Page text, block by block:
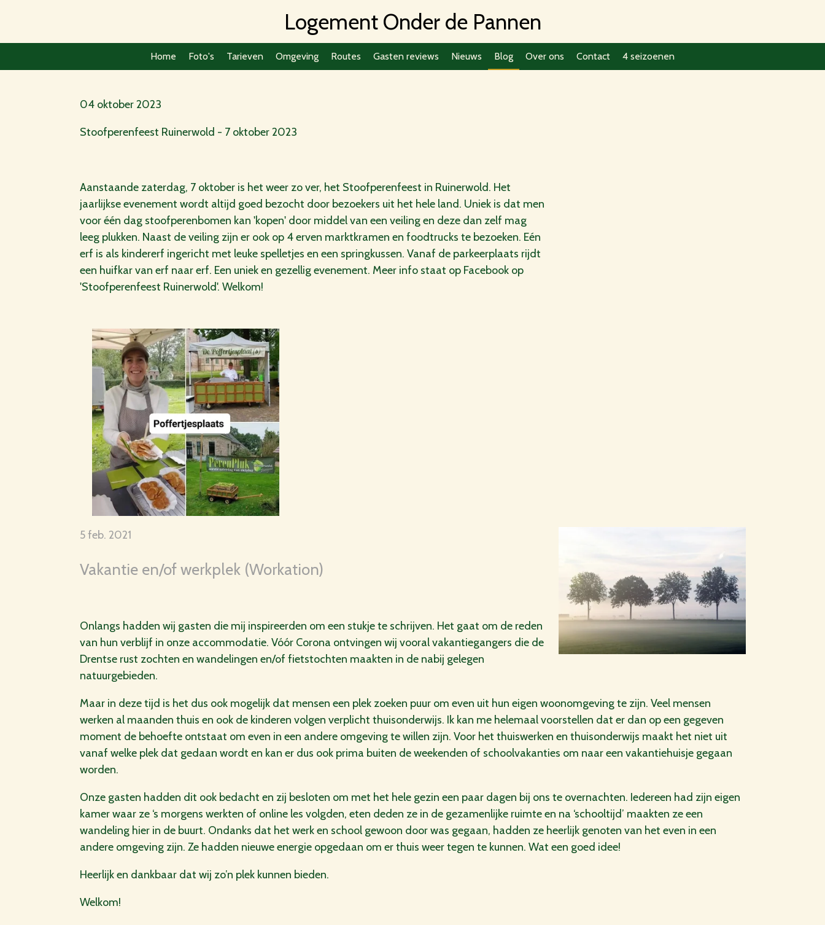
naar
Logement Onder de Pannen
Home Foto's Tarieven Omgeving Routes Gasten reviews Nieuws Blog Over ons Contact 4 seizoenen
04 oktober 2023
Stoofperenfeest Ruinerwold - 7 oktober 2023
Aanstaande zaterdag, 7 oktober is het weer zo ver, het Stoofperenfeest in Ruinerwold. Het
jaarlijkse evenement wordt altijd goed bezocht door bezoekers uit het hele land. Uniek is dat men
voor één dag stoofperenbomen kan 'kopen' door middel van een veiling en deze dan zelf mag
leeg plukken. Naast de veiling zijn er ook op 4 erven marktkramen en foodtrucks te bezoeken. Eén
erf is als kindererf ingericht met leuke spelletjes en een springkussen. Vanaf de parkeerplaats rijdt
een huifkar van erf naar erf. Een uniek en gezellig evenement. Meer info staat op Facebook op
'Stoofperenfeest Ruinerwold'. Welkom!
5 feb. 2021
Vakantie en/of werkplek (Workation)
Onlangs hadden wij gasten die mij inspireerden om een stukje te schrijven. Het gaat om de reden
van hun verblijf in onze accommodatie. Vóór Corona ontvingen wij vooral vakantiegangers die de
Drentse rust zochten en wandelingen en/of fietstochten maakten in de nabij gelegen
natuurgebieden.
Maar in deze tijd is het dus ook mogelijk dat mensen een plek zoeken puur om even uit hun eigen woonomgeving te zijn. Veel mensen
werken al maanden thuis en ook de kinderen volgen verplicht thuisonderwijs. Ik kan me helemaal voorstellen dat er dan op een gegeven
moment de behoefte ontstaat om even in een andere omgeving te willen zijn. Voor het thuiswerken en thuisonderwijs maakt het niet uit
vanaf welke plek dat gedaan wordt en kan er dus ook prima buiten de weekenden of schoolvakanties om naar een vakantiehuisje gegaan
worden.
Onze gasten hadden dit ook bedacht en zij besloten om met het hele gezin een paar dagen bij ons te overnachten. Iedereen had zijn eigen
kamer waar ze ‘s morgens werkten of online les volgden, eten deden ze in de gezamenlijke ruimte en na ‘schooltijd’ maakten ze een
wandeling hier in de buurt. Ondanks dat het werk en school gewoon door was gegaan, hadden ze heerlijk genoten van het even in een
andere omgeving zijn. Ze hadden nieuwe energie opgedaan om er thuis weer tegen te kunnen. Wat een goed idee!
Heerlijk en dankbaar dat wij zo’n plek kunnen bieden.
Welkom!